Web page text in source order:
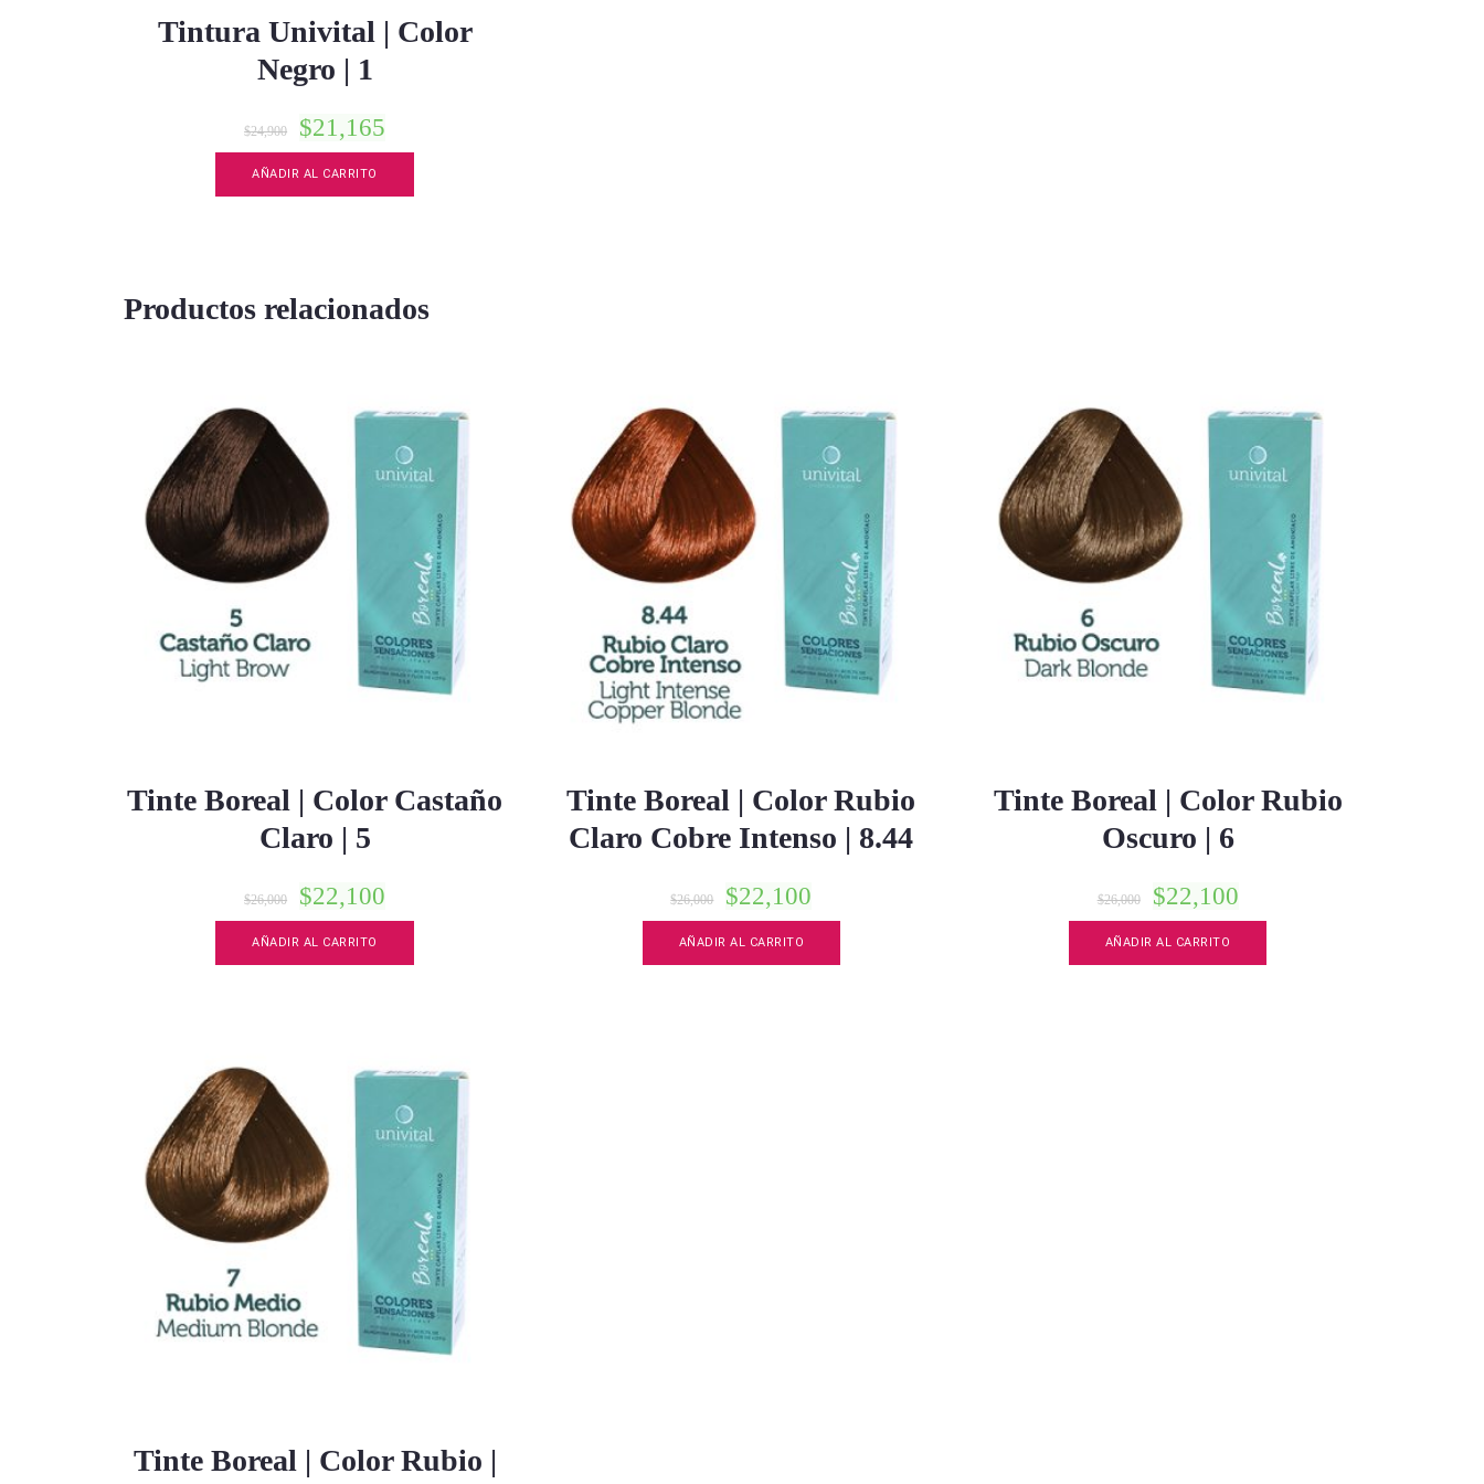
Tintura Univital | Color
Negro | 1
$24,900 $21,165
AÑADIR AL CARRITO
Productos relacionados
Tinte Boreal | Color Castaño
Claro | 5
$26,000 $22,100
AÑADIR AL CARRITO
Tinte Boreal | Color Rubio
Claro Cobre Intenso | 8.44
$26,000 $22,100
AÑADIR AL CARRITO
Tinte Boreal | Color Rubio
Oscuro | 6
$26,000 $22,100
AÑADIR AL CARRITO
Tinte Boreal | Color Rubio |